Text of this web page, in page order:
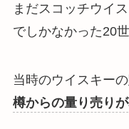
まだスコッチウイ
でしかなかった20世
当時のウイスキーの
樽からの量り売り